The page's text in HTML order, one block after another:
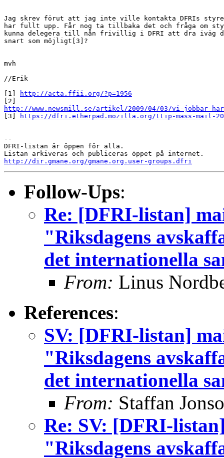
Jag skrev förut att jag inte ville kontakta DFRIs
har fullt upp. Får nog ta tillbaka det och fråga om
kunna delegera till nån frivillig i DFRI att dra iväg
snart som möjligt[3]?
mvh
//Erik
[1]
http://acta.ffii.org/?p=1956
http://www.newsmill.se/artikel/2009/04/03/vi-jobbar-
[3]
https://dfri.etherpad.mozilla.org/ttip-mass-mail-
--
DFRI-listan är öppen för alla.
http://dir.gmane.org/gmane.org.user-groups.dfri
Follow-Ups:
Re: [DFRI-listan]
"Riksdagens
det internationella
From: Linus
References:
SV: [DFRI-listan]
"Riksdagens
det internationella
From: Staffan
Re: SV: [DFRI-
"Riksdagens